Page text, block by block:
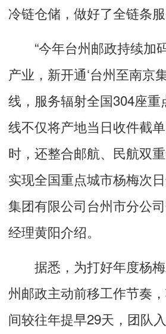
冷链仓储，做好了全链条服
“今年台州邮政持续加
产业，新开通‘台州至南京
线，服务辐射全国304座重
线不仅将产地当日收件截
时，还整合邮航、民航双
实现全国重点城市杨梅次
集团有限公司台州市分公
经理黄阳介绍。
据悉，为打好年度杨梅
州邮政主动前移工作节奏
间较往年提早29天，团队